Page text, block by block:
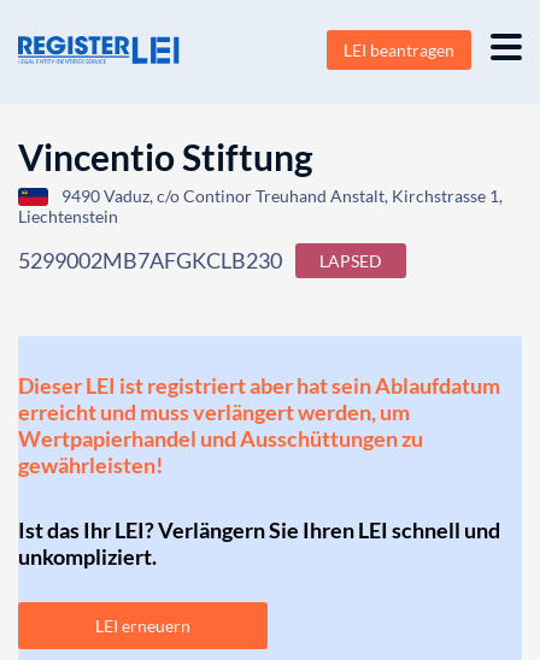
LEI beantragen
Vincentio Stiftung
9490 Vaduz, c/o Continor Treuhand Anstalt, Kirchstrasse 1,
Liechtenstein
5299002MB7AFGKCLB230 LAPSED
Dieser LEI ist registriert aber hat sein Ablaufdatum
erreicht und muss verlängert werden, um
Wertpapierhandel und Ausschüttungen zu
gewährleisten!
Ist das Ihr LEI? Verlängern Sie Ihren LEI schnell und
unkompliziert.
LEI erneuern